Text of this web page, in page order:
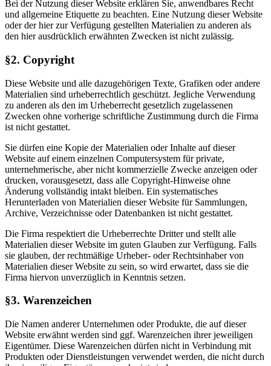
Bei der Nutzung dieser Website erklären Sie, anwendbares Recht
und allgemeine Etiquette zu beachten. Eine Nutzung dieser Website
oder der hier zur Verfügung gestellten Materialien zu anderen als
den hier ausdrücklich erwähnten Zwecken ist nicht zulässig.
§2. Copyright
Diese Website und alle dazugehörigen Texte, Grafiken oder andere
Materialien sind urheberrechtlich geschützt. Jegliche Verwendung
zu anderen als den im Urheberrecht gesetzlich zugelassenen
Zwecken ohne vorherige schriftliche Zustimmung durch die Firma
ist nicht gestattet.
Sie dürfen eine Kopie der Materialien oder Inhalte auf dieser
Website auf einem einzelnen Computersystem für private,
unternehmerische, aber nicht kommerzielle Zwecke anzeigen oder
drucken, vorausgesetzt, dass alle Copyright-Hinweise ohne
Änderung vollständig intakt bleiben. Ein systematisches
Herunterladen von Materialien dieser Website für Sammlungen,
Archive, Verzeichnisse oder Datenbanken ist nicht gestattet.
Die Firma respektiert die Urheberrechte Dritter und stellt alle
Materialien dieser Website im guten Glauben zur Verfügung. Falls
sie glauben, der rechtmäßige Urheber- oder Rechtsinhaber von
Materialien dieser Website zu sein, so wird erwartet, dass sie die
Firma hiervon unverzüglich in Kenntnis setzen.
§3. Warenzeichen
Die Namen anderer Unternehmen oder Produkte, die auf dieser
Website erwähnt werden sind ggf. Warenzeichen ihrer jeweiligen
Eigentümer. Diese Warenzeichen dürfen nicht in Verbindung mit
Produkten oder Dienstleistungen verwendet werden, die nicht durch